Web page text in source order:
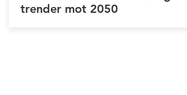
trender mot 2050